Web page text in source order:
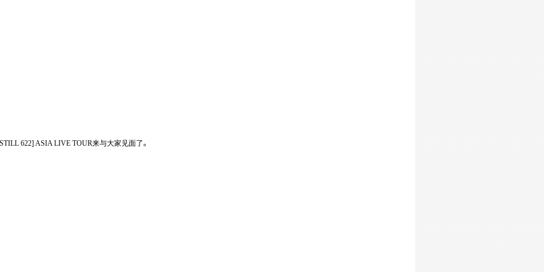
622] ASIA LIVE TOUR来与大家见面了。